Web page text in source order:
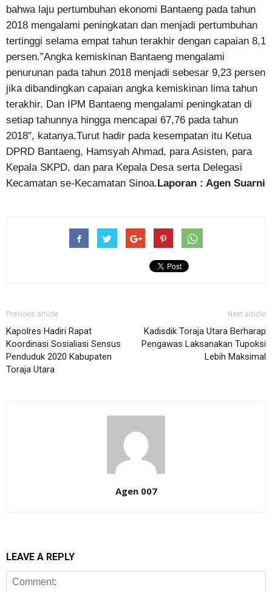
bahwa laju pertumbuhan ekonomi Bantaeng pada tahun
2018 mengalami peningkatan dan menjadi pertumbuhan
tertinggi selama empat tahun terakhir dengan capaian 8,1
persen.”Angka kemiskinan Bantaeng mengalami
penurunan pada tahun 2018 menjadi sebesar 9,23 persen
jika dibandingkan capaian angka kemiskinan lima tahun
terakhir. Dan IPM Bantaeng mengalami peningkatan di
setiap tahunnya hingga mencapai 67,76 pada tahun
2018″, katanya.Turut hadir pada kesempatan itu Ketua
DPRD Bantaeng, Hamsyah Ahmad, para Asisten, para
Kepala SKPD, dan para Kepala Desa serta Delegasi
Kecamatan se-Kecamatan Sinoa.Laporan : Agen Suarni
Previous article
Kapolres Hadiri Rapat
Koordinasi Sosialiasi Sensus
Penduduk 2020 Kabupaten
Toraja Utara
Next article
Kadisdik Toraja Utara Berharap
Pengawas Laksanakan Tupoksi
Lebih Maksimal
Agen 007
LEAVE A REPLY